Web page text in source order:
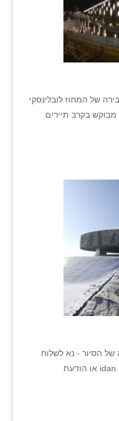
של המחוז לובלינסקי
מבוקש בקרב תיירים
הסיור - נא לשלוח
בבקשה מייל ל idan.poland@gmail.com או הודעת